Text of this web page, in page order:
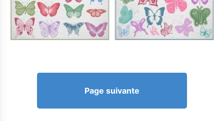
Page suivante